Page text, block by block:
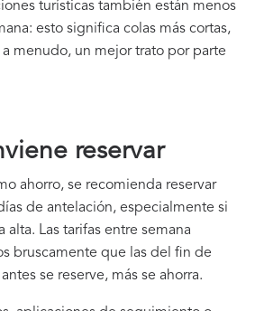
turísticas también están menos
esto significa colas más cortas,
menudo, un mejor trato por parte
reservar
ahorro, se recomienda reservar
de antelación, especialmente si
alta. Las tarifas entre semana
bruscamente que las del fin de
se reserve, más se ahorra.